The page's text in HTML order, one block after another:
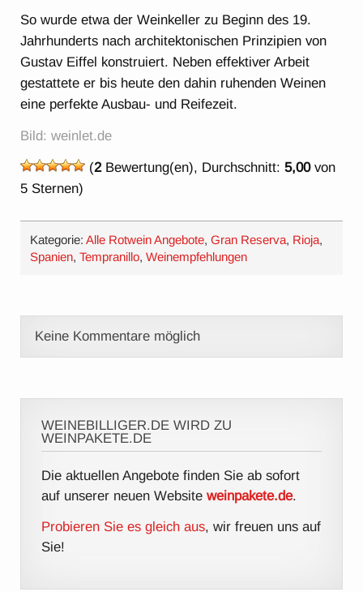
So wurde etwa der Weinkeller zu Beginn des 19.
Jahrhunderts nach architektonischen Prinzipien von
Gustav Eiffel konstruiert. Neben effektiver Arbeit
gestattete er bis heute den dahin ruhenden Weinen
eine perfekte Ausbau- und Reifezeit.
Bild: weinlet.de
(2Bewertung(en), Durchschnitt:5,00von
5 Sternen)
Kategorie:Alle Rotwein Angebote,Gran Reserva, Rioja,
Spanien,Tempranillo,Weinempfehlungen
Keine Kommentare möglich
WEINEBILLIGER.DE WIRD ZU
WEINPAKETE.DE
Die aktuellen Angebote finden Sie ab sofort
auf unserer neuen Websiteweinpakete.de.
Probieren Sie es gleich aus, wir freuen uns auf
Sie!